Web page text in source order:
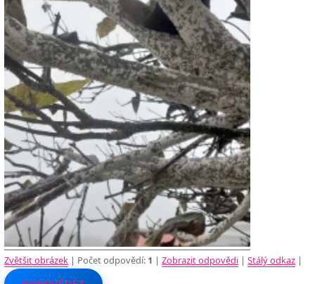
Zvětšit obrázek | Počet odpovědí: 1 |Zobrazit odpovědi |Stálý odkaz |